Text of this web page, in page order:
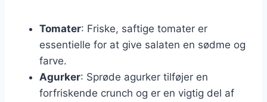
Tomater: Friske, saftige tomater er
essentielle for at give salaten en sødme og
farve.
Agurker: Sprøde agurker tilføjer en
forfriskende crunch og er en vigtig del af